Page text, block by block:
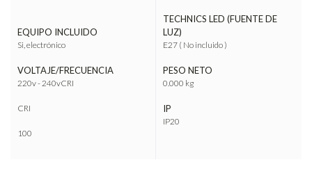
EQUIPO INCLUIDO
Si, electrónico
VOLTAJE/FRECUENCIA
220v - 240vCRI
CRI
100
TECHNICS LED (FUENTE DE
LUZ)
E27 ( No incluido )
PESO NETO
0.000 kg
IP
IP20